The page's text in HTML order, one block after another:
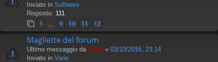
Inviato in Software
Risposte: 111
1 9 10 11 12
Magliette del forum
Ultimo messaggio da Boss « 03/10/2016, 23:14
Inviato in Varie